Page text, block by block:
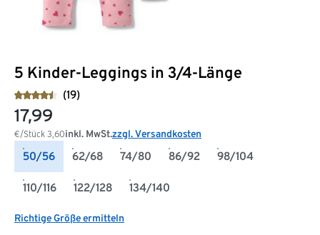
5 Kinder-Leggings in 3/4-Länge
(19)
17,99
€/Stück 3,60inkl. MwSt.zzgl. Versandkosten
50/56 62/68 74/80 86/92 98/104
110/116 122/128 134/140
Richtige Größe ermitteln